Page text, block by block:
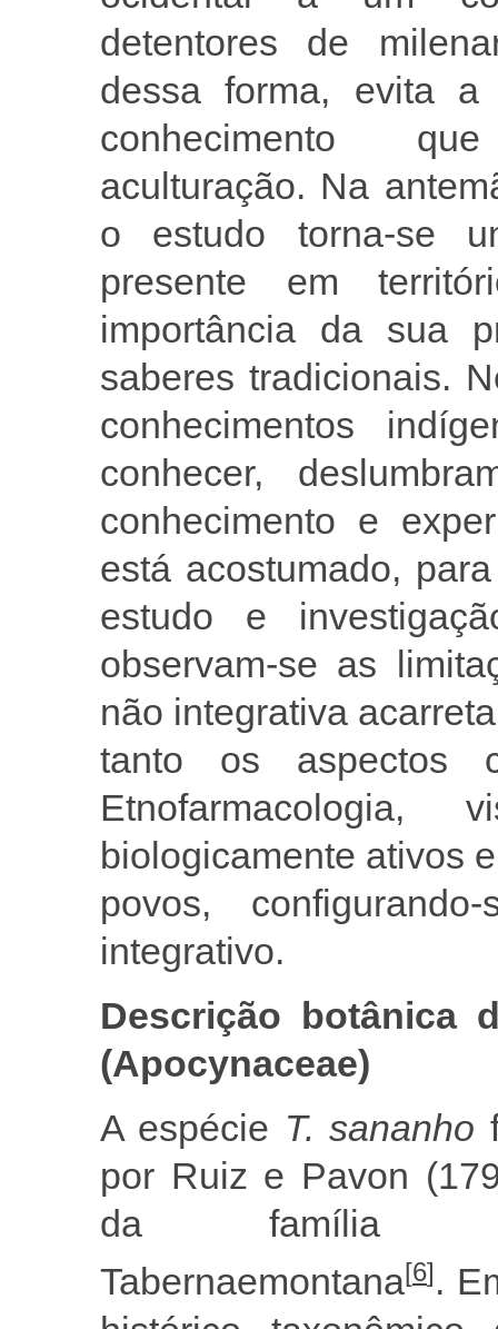
detentores de
dessa forma, evita
conhecimento
aculturação. Na
o estudo torna-se
presente em
importância da sua
saberes tradicionais.
conhecimentos
conhecer,
conhecimento e
está acostumado,
estudo e
observam-se as
não integrativa
tanto os aspectos
Etnofarmacologia,
biologicamente ativos
povos,
integrativo.
Descrição botânica
(Apocynaceae)
A espécie T. sananho
por Ruiz e Pavon
da família
Tabernaemontana[6].